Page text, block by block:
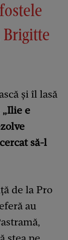
Brigitte
și îl lasă
„Ilie e
să-l
de la Pro
au